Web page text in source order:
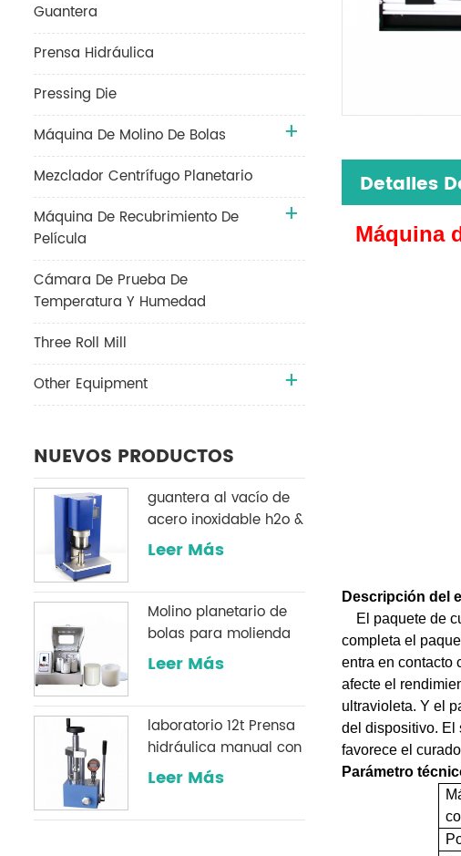
Detalles
Máquina
Descripción del
El paquete de
completa el
entra en contacto
afecte el
ultravioleta. Y el
del dispositivo. El
favorece el
Parámetro
Guantera
Prensa Hidráulica
Pressing Die
Máquina De Molino De Bolas
Mezclador Centrífugo Planetario
Máquina De Recubrimiento De
Película
Cámara De Prueba De
Temperatura Y Humedad
Three Roll Mill
Other Equipment
NUEVOS PRODUCTOS
guantera al vacío de
acero inoxidable h2o &
O2 sistema de
Leer Más
Molino planetario de
bolas para molienda
de polvo
Leer Más
laboratorio 12t Prensa
hidráulica manual con
un manómetro digital
utilizado en
Leer Más